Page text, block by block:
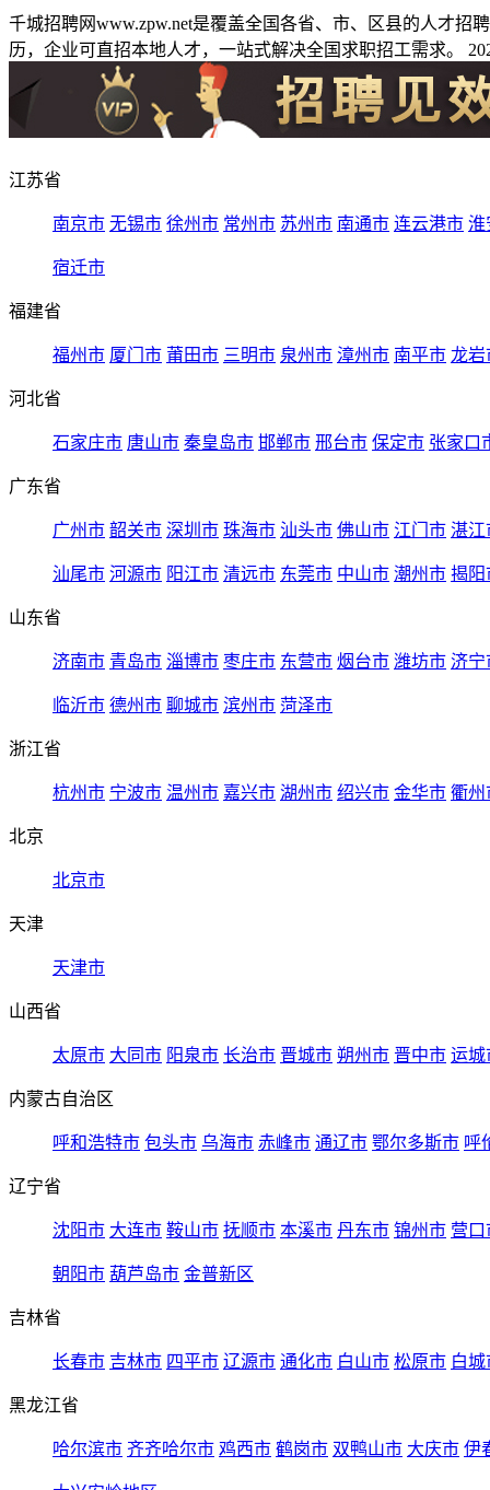
千城招聘网www.zpw.net是覆盖全国各省、市、区县的人才
历，企业可直招本地人才，一站式解决全国求职招工需求。
江苏省
南京市 无锡市 徐州市 常州市 苏州市 南通市 连云港市 淮
宿迁市
福建省
福州市 厦门市 莆田市 三明市 泉州市 漳州市 南平市 龙岩
河北省
石家庄市 唐山市 秦皇岛市 邯郸市 邢台市 保定市 张家口
广东省
广州市 韶关市 深圳市 珠海市 汕头市 佛山市 江门市 湛江
汕尾市 河源市 阳江市 清远市 东莞市 中山市 潮州市 揭阳
山东省
济南市 青岛市 淄博市 枣庄市 东营市 烟台市 潍坊市 济宁
临沂市 德州市 聊城市 滨州市 菏泽市
浙江省
杭州市 宁波市 温州市 嘉兴市 湖州市 绍兴市 金华市 衢州
北京
北京市
天津
天津市
山西省
太原市 大同市 阳泉市 长治市 晋城市 朔州市 晋中市 运城
内蒙古自治区
呼和浩特市 包头市 乌海市 赤峰市 通辽市 鄂尔多斯市 呼
辽宁省
沈阳市 大连市 鞍山市 抚顺市 本溪市 丹东市 锦州市 营口
朝阳市 葫芦岛市 金普新区
吉林省
长春市 吉林市 四平市 辽源市 通化市 白山市 松原市 白城
黑龙江省
哈尔滨市 齐齐哈尔市 鸡西市 鹤岗市 双鸭山市 大庆市 伊